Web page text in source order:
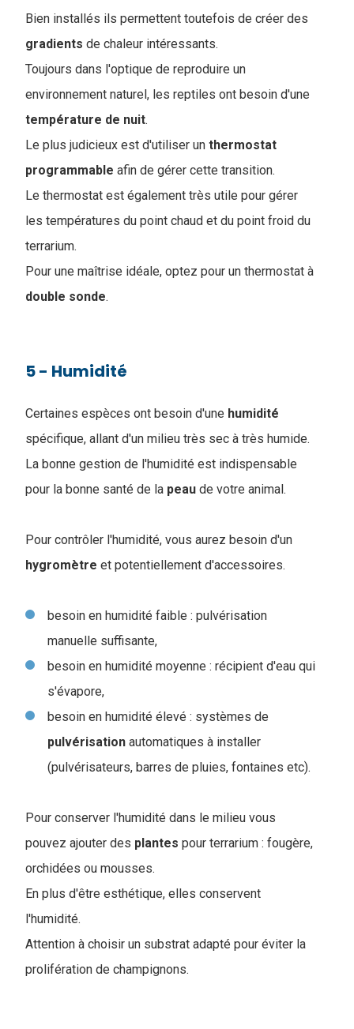
Bien installés ils permettent toutefois de créer des
gradients de chaleur intéressants.
Toujours dans l'optique de reproduire un
environnement naturel, les reptiles ont besoin d'une
température de nuit.
Le plus judicieux est d'utiliser un thermostat
programmable afin de gérer cette transition.
Le thermostat est également très utile pour gérer
les températures du point chaud et du point froid du
terrarium.
Pour une maîtrise idéale, optez pour un thermostat à
double sonde.
5 - Humidité
Certaines espèces ont besoin d'une humidité
spécifique, allant d'un milieu très sec à très humide.
La bonne gestion de l'humidité est indispensable
pour la bonne santé de la peau de votre animal.
Pour contrôler l'humidité, vous aurez besoin d'un
hygromètre et potentiellement d'accessoires.
besoin en humidité faible : pulvérisation
manuelle suffisante,
besoin en humidité moyenne : récipient d'eau qui
s'évapore,
besoin en humidité élevé : systèmes de
pulvérisation automatiques à installer
(pulvérisateurs, barres de pluies, fontaines etc).
Pour conserver l'humidité dans le milieu vous
pouvez ajouter des plantes pour terrarium : fougère,
orchidées ou mousses.
En plus d'être esthétique, elles conservent
l'humidité.
Attention à choisir un substrat adapté pour éviter la
prolifération de champignons.